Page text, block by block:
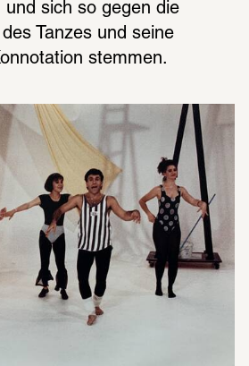
und sich so gegen die
Tanzes und seine
stemmen.